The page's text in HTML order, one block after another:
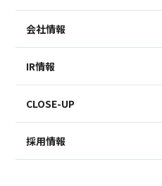
会社情報
IR情報
CLOSE-UP
採用情報